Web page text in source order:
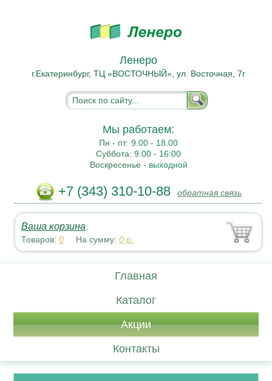
Ленеро
г.Екатеринбург, ТЦ «ВОСТОЧНЫЙ», ул. Восточная, 7г
Мы работаем:
Пн - пт:9.00 - 18.00
Суббота:9:00 - 16:00
Воскресенье - выходной
+7 (343) 310-10-88 обратная связь
Ваша корзина:
Товаров:0 На сумму:0 р.
Главная
Каталог
Акции
Контакты